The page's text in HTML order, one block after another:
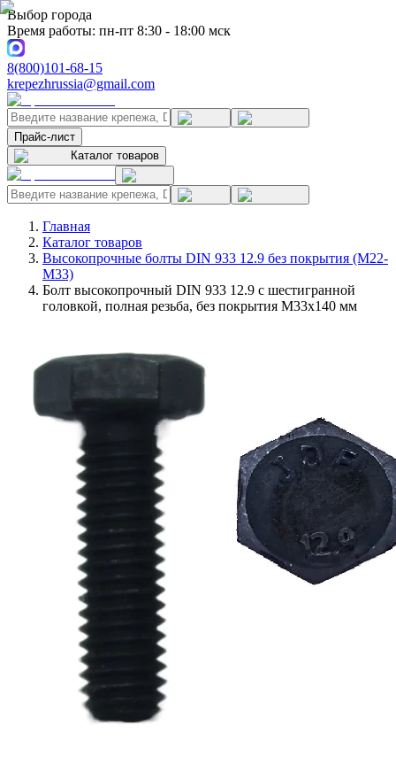
Выбор города
Время работы: пн-пт 8:30 - 18:00 мск
8(800)101-68-15
krepezhrussia@gmail.com
Прайс-лист
Каталог товаров
Главная
Каталог товаров
Высокопрочные болты DIN 933 12.9 без покрытия (M22-
M33)
Болт высокопрочный DIN 933 12.9 с шестигранной
головкой, полная резьба, без покрытия M33x140 мм